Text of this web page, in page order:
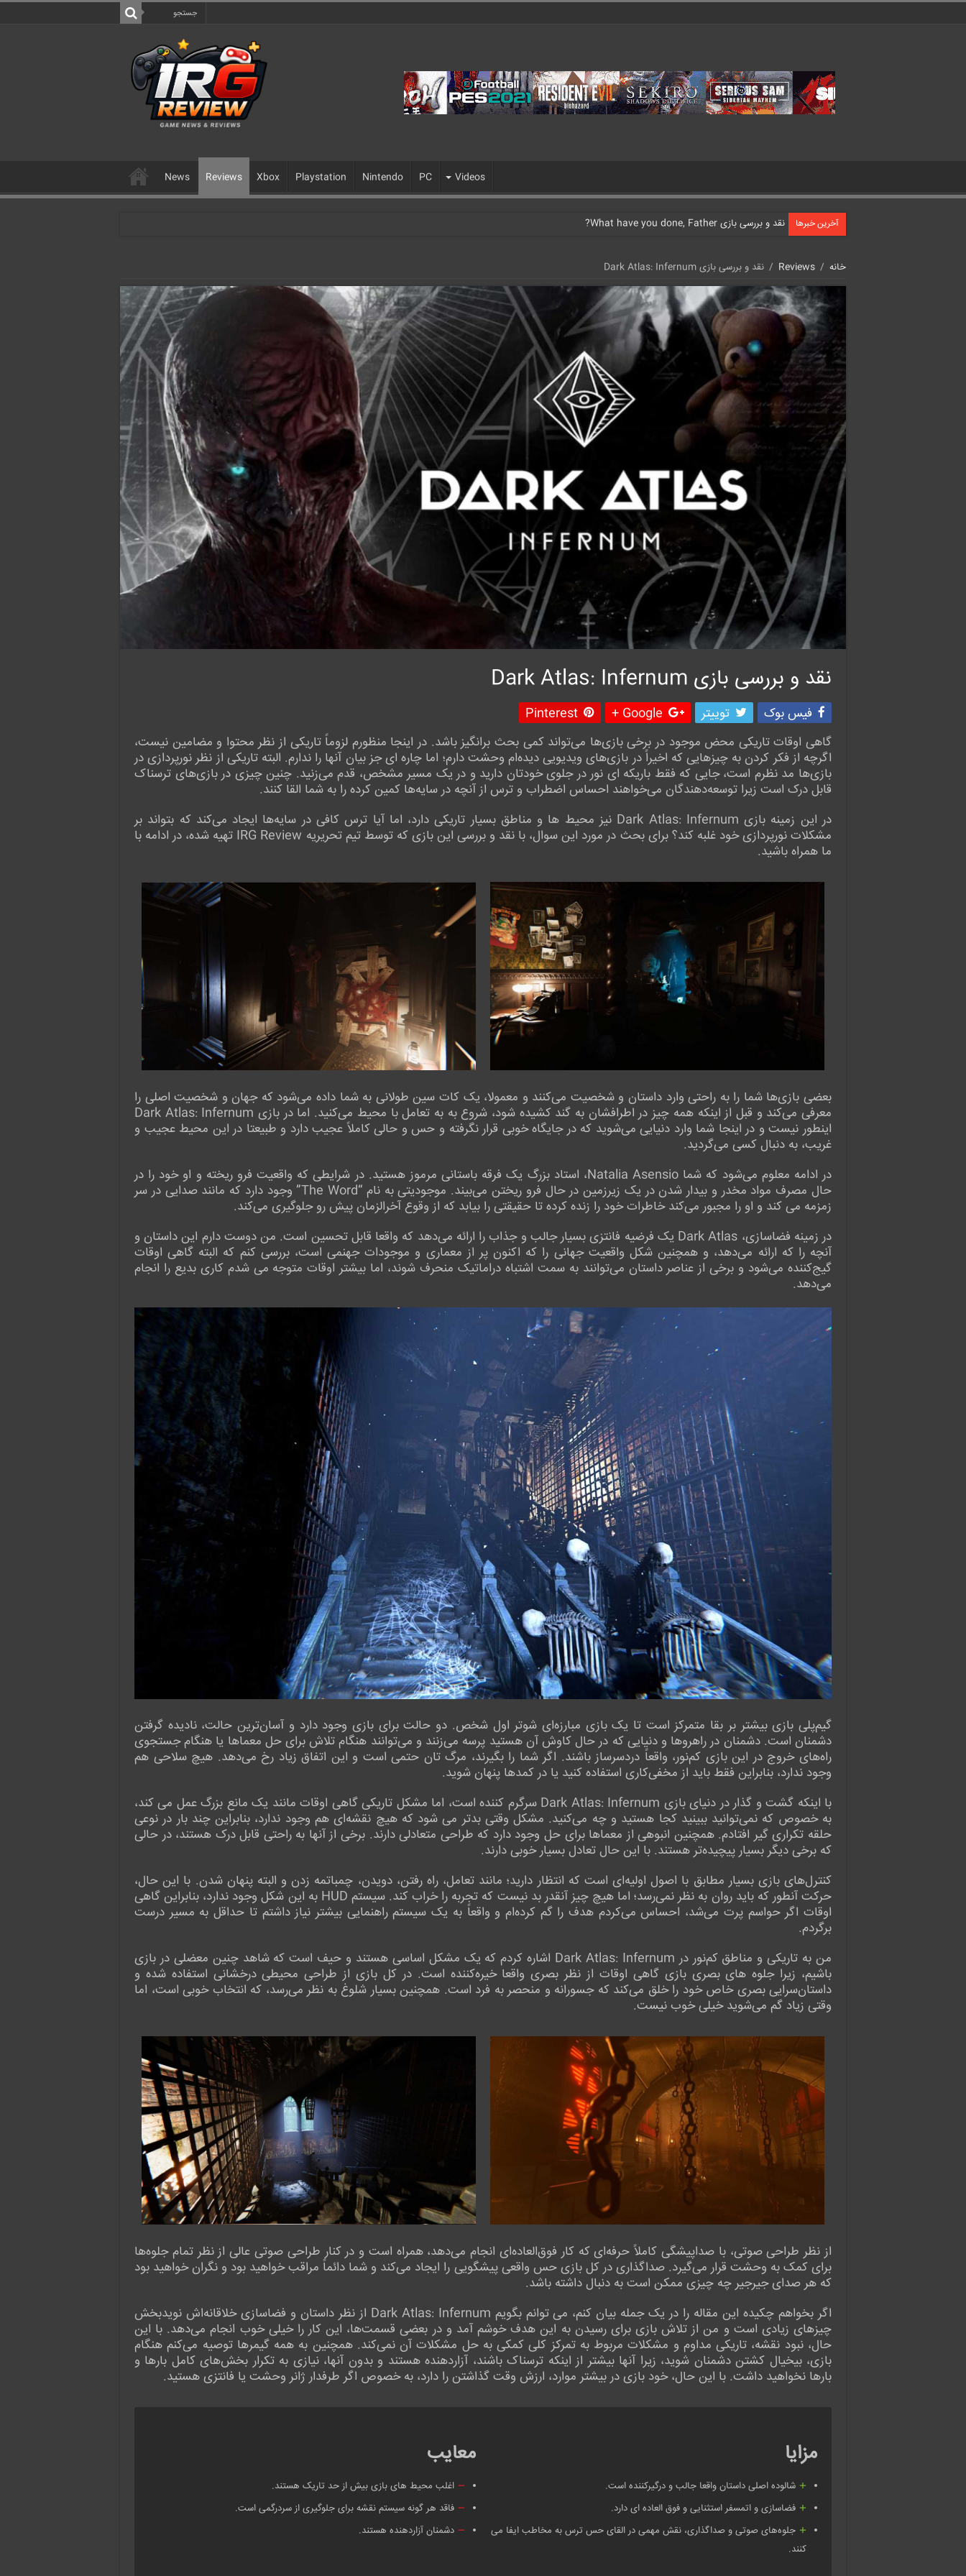
News Reviews Xbox Playstation Nintendo PC Videos
آخرین خبرها نقد و بررسی بازی What have you done, Father?
خانه /
Reviews
/ نقد و بررسی بازی Dark Atlas: Infernum
نقد و بررسی بازی Dark Atlas: Infernum
فیس بوک توییتر Google +
Pinterest
گاهی اوقات تاریکی محض موجود در برخی بازی‌ها می‌تواند کمی بحث برانگیز باشد. در اینجا منظورم لزوماً تاریکی از نظر محتوا و مضامین نیست،
اگرچه از فکر کردن به چیزهایی که اخیراً در بازی‌های ویدیویی دیده‌ام وحشت دارم؛ اما چاره ای جز بیان آنها را ندارم. البته تاریکی از نظر نورپردازی در
بازی‌ها مد نظرم است، جایی که فقط باریکه ای نور در جلوی خودتان دارید و در یک مسیر مشخص، قدم می‌زنید. چنین چیزی در بازی‌های ترسناک
قابل درک است زیرا توسعه‌دهندگان می‌خواهند احساس اضطراب و ترس از آنچه در سایه‌ها کمین کرده را به شما القا کنند.
در این زمینه بازی Dark Atlas: Infernum نیز محیط ها و مناطق بسیار تاریکی دارد، اما آیا ترس کافی در سایه‌ها ایجاد می‌کند که بتواند بر
مشکلات نورپردازی خود غلبه کند؟ برای بحث در مورد این سوال، با نقد و بررسی این بازی که توسط تیم تحریریه IRG Review تهیه شده، در ادامه با
ما همراه باشید.
بعضی بازی‌ها شما را به راحتی وارد داستان و شخصیت می‌کنند و معمولا، یک کات سین طولانی به شما داده می‌شود که جهان و شخصیت اصلی را
معرفی می‌کند و قبل از اینکه همه چیز در اطرافشان به گند کشیده شود، شروع به به تعامل با محیط می‌کنید. اما در بازی Dark Atlas: Infernum
اینطور نیست و در اینجا شما وارد دنیایی می‌شوید که در جایگاه خوبی قرار نگرفته و حس و حالی کاملاً عجیب دارد و طبیعتا در این محیط عجیب و
غریب، به دنبال کسی می‌گردید.
در ادامه معلوم می‌شود که شما Natalia Asensio، استاد بزرگ یک فرقه باستانی مرموز هستید. در شرایطی که واقعیت فرو ریخته و او خود را در
حال مصرف مواد مخدر و بیدار شدن در یک زیرزمین در حال فرو ریختن می‌بیند. موجودیتی به نام “The Word” وجود دارد که مانند صدایی در سر
زمزمه می کند و او را مجبور می‌کند خاطرات خود را زنده کرده تا حقیقتی را بیابد که از وقوع آخرالزمان پیش رو جلوگیری می‌کند.
در زمینه فضاسازی، Dark Atlas یک فرضیه فانتزی بسیار جالب و جذاب را ارائه می‌دهد که واقعا قابل تحسین است. من دوست دارم این داستان و
آنچه را که ارائه می‌دهد، و همچنین شکل واقعیت جهانی را که اکنون پر از معماری و موجودات جهنمی است، بررسی کنم که البته گاهی اوقات
گیج‌کننده می‌شود و برخی از عناصر داستان می‌توانند به سمت اشتباه دراماتیک منحرف شوند، اما بیشتر اوقات متوجه می شدم کاری بدیع را انجام
می‌دهد.
گیم‌پلی بازی بیشتر بر بقا متمرکز است تا یک بازی مبارزه‌ای شوتر اول شخص. دو حالت برای بازی وجود دارد و آسان‌ترین حالت، نادیده گرفتن
دشمنان است. دشمنان در راهروها و دنیایی که در حال کاوش آن هستید پرسه می‌زنند و می‌توانند هنگام تلاش برای حل معماها یا هنگام جستجوی
راه‌های خروج در این بازی کم‌نور، واقعاً دردسرساز باشند. اگر شما را بگیرند، مرگ تان حتمی است و این اتفاق زیاد رخ می‌دهد. هیچ سلاحی هم
وجود ندارد، بنابراین فقط باید از مخفی‌کاری استفاده کنید یا در کمدها پنهان شوید.
با اینکه گشت و گذار در دنیای بازی Dark Atlas: Infernum سرگرم کننده است، اما مشکل تاریکی گاهی اوقات مانند یک مانع بزرگ عمل می کند،
به خصوص که نمی‌توانید ببینید کجا هستید و چه می‌کنید. مشکل وقتی بدتر می شود که هیچ نقشه‌ای هم وجود ندارد، بنابراین چند بار در نوعی
حلقه تکراری گیر افتادم. همچنین انبوهی از معماها برای حل وجود دارد که طراحی متعادلی دارند. برخی از آنها به راحتی قابل درک هستند، در حالی
که برخی دیگر بسیار پیچیده‌تر هستند. با این حال تعادل بسیار خوبی دارند.
کنترل‌های بازی بسیار مطابق با اصول اولیه‌ای است که انتظار دارید؛ مانند تعامل، راه رفتن، دویدن، چمباتمه زدن و البته پنهان شدن. با این حال،
حرکت آنطور که باید روان به نظر نمی‌رسد؛ اما هیچ چیز آنقدر بد نیست که تجربه را خراب کند. سیستم HUD به این شکل وجود ندارد، بنابراین گاهی
اوقات اگر حواسم پرت می‌شد، احساس می‌کردم هدف را گم کرده‌ام و واقعاً به یک سیستم راهنمایی بیشتر نیاز داشتم تا حداقل به مسیر درست
برگردم.
من به تاریکی و مناطق کم‌نور در Dark Atlas: Infernum اشاره کردم که یک مشکل اساسی هستند و حیف است که شاهد چنین معضلی در بازی
باشیم، زیرا جلوه های بصری بازی گاهی اوقات از نظر بصری واقعا خیره‌کننده است. در کل بازی از طراحی محیطی درخشانی استفاده شده و
داستان‌سرایی بصری خاص خود را خلق می‌کند که جسورانه و منحصر به فرد است. همچنین بسیار شلوغ به نظر می‌رسد، که انتخاب خوبی است، اما
وقتی زیاد گم می‌شوید خیلی خوب نیست.
از نظر طراحی صوتی، با صداپیشگی کاملاً حرفه‌ای که کار فوق‌العاده‌ای انجام می‌دهد، همراه است و در کنار طراحی صوتی عالی از نظر تمام جلوه‌ها
برای کمک به وحشت قرار می‌گیرد. صداگذاری در کل بازی حس واقعی پیشگویی را ایجاد می‌کند و شما دائماً مراقب خواهید بود و نگران خواهید بود
که هر صدای جیرجیر چه چیزی ممکن است به دنبال داشته باشد.
اگر بخواهم چکیده این مقاله را در یک جمله بیان کنم، می توانم بگویم Dark Atlas: Infernum از نظر داستان و فضاسازی خلاقانه‌اش نویدبخش
چیزهای زیادی است و من از تلاش بازی برای رسیدن به این هدف خوشم آمد و در بعضی قسمت‌ها، این کار را خیلی خوب انجام می‌دهد. با این
حال، نبود نقشه، تاریکی مداوم و مشکلات مربوط به تمرکز کلی کمکی به حل مشکلات آن نمی‌کند. همچنین به همه گیمرها توصیه می‌کنم هنگام
بازی، بیخیال کشتن دشمنان شوید، زیرا آنها بیشتر از اینکه ترسناک باشند، آزاردهنده هستند و بدون آنها، نیازی به تکرار بخش‌های کامل بارها و
بارها نخواهید داشت. با این حال، خود بازی در بیشتر موارد، ارزش وقت گذاشتن را دارد، به خصوص اگر طرفدار ژانر وحشت یا فانتزی هستید.
مزایا
شالوده اصلی داستان واقعا جالب و درگیرکننده است.
فضاسازی و اتمسفر استثنایی و فوق العاده ای دارد.
جلوه‌های صوتی و صداگذاری، نقش مهمی در القای حس ترس به مخاطب ایفا می
کنند.
معایب
اغلب محیط های بازی بیش از حد تاریک هستند.
فاقد هر گونه سیستم نقشه برای جلوگیری از سردرگمی است.
دشمنان آزاردهنده هستند.